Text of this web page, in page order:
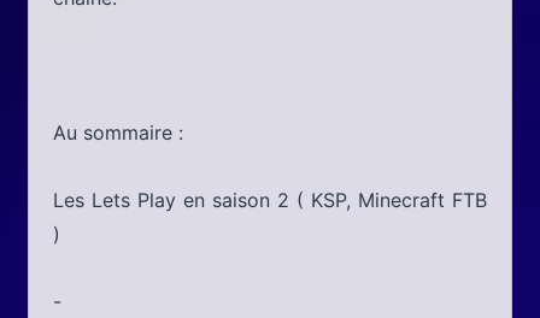
Au sommaire :
Les Lets Play en saison 2 ( KSP, Minecraft FTB
)
-